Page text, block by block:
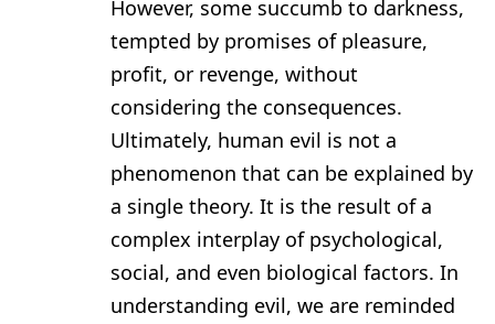
However, some succumb to darkness,
tempted by promises of pleasure,
profit, or revenge, without
considering the consequences.
Ultimately, human evil is not a
phenomenon that can be explained by
a single theory. It is the result of a
complex interplay of psychological,
social, and even biological factors. In
understanding evil, we are reminded